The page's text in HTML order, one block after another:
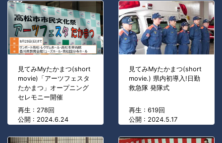
見てみMyたかまつ(short
movie)「アーツフェスタ
たかまつ」オープニング
セレモニー開催
再生 : 278回
公開 : 2024.6.24
見てみMyたかまつ(short
movie.) 県内初導入!日勤
救急隊 発隊式
再生 : 619回
公開 : 2024.5.17